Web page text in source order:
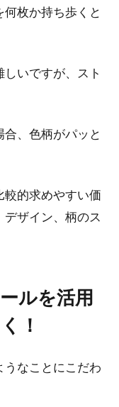
枚か持ち歩くと
いですが、スト
、色柄がパッと
的求めやすい価
ザイン、柄のス
ルを活用
！
なことにこだわ